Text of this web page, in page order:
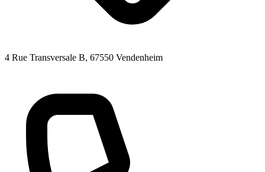
4 Rue Transversale B, 67550 Vendenheim